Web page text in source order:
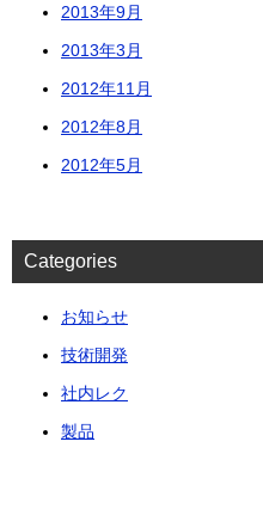
2013年9月
2013年3月
2012年11月
2012年8月
2012年5月
Categories
お知らせ
技術開発
社内レク
製品